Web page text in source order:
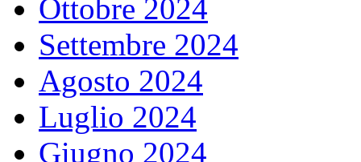
Ottobre 2024
Settembre 2024
Agosto 2024
Luglio 2024
Giugno 2024